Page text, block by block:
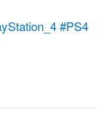
#PS4